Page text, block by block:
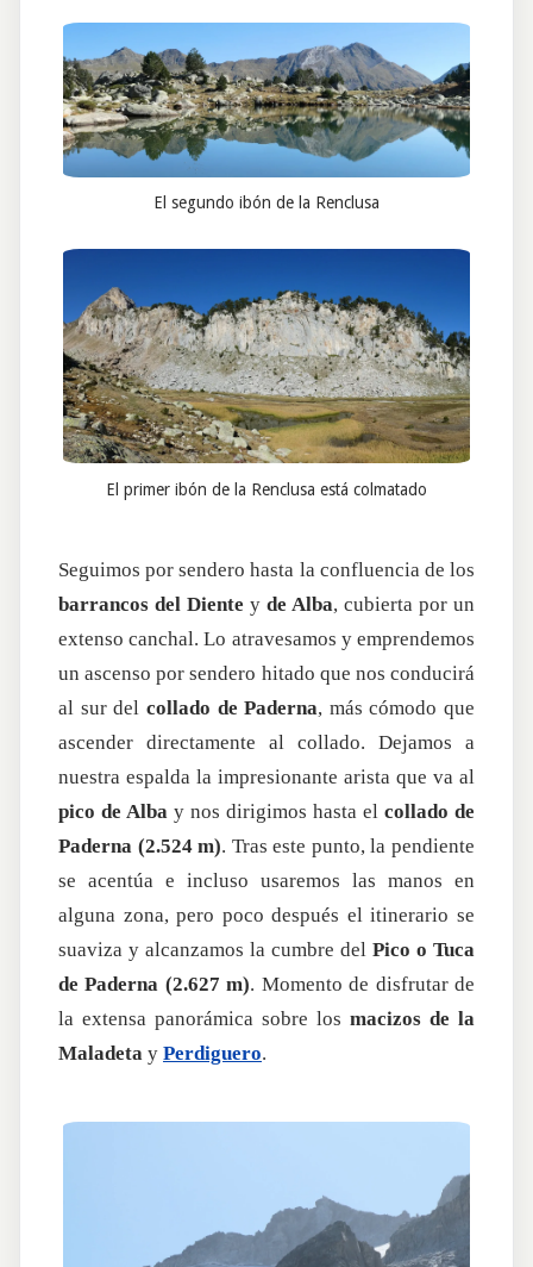
El segundo ibón de la Renclusa
El primer ibón de la Renclusa está colmatado
Seguimos por sendero hasta la confluencia de los
barrancos del Diente y de Alba, cubierta por un
extenso canchal. Lo atravesamos y emprendemos
un ascenso por sendero hitado que nos conducirá
al sur del collado de Paderna, más cómodo que
ascender directamente al collado. Dejamos a
nuestra espalda la impresionante arista que va al
pico de Alba y nos dirigimos hasta el collado de
Paderna (2.524 m). Tras este punto, la pendiente
se acentúa e incluso usaremos las manos en
alguna zona, pero poco después el itinerario se
suaviza y alcanzamos la cumbre del Pico o Tuca
de Paderna (2.627 m). Momento de disfrutar de
la extensa panorámica sobre los macizos de la
Maladeta y Perdiguero.